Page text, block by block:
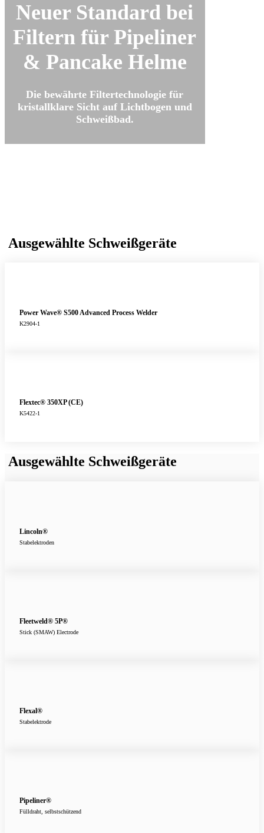
Neuer Standard bei
Filtern für Pipeliner
& Pancake Helme
Die bewährte Filtertechnologie für
kristallklare Sicht auf Lichtbogen und
Schweißbad.
Ausgewählte Schweißgeräte
Power Wave® S500 Advanced Process Welder
K2904-1
Flextec® 350XP (CE)
K5422-1
Ausgewählte Schweißgeräte
Lincoln®
Stabelektroden
Fleetweld® 5P®
Stick (SMAW) Electrode
Flexal®
Stabelektrode
Pipeliner®
Fülldraht, selbstschützend